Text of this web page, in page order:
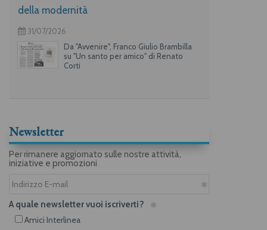
della modernità
31/07/2026
Da "Avvenire", Franco Giulio Brambilla
su "Un santo per amico" di Renato
Corti
Newsletter
Per rimanere aggiornato sulle nostre attività,
iniziative e promozioni
A quale newsletter vuoi iscriverti?
Amici Interlinea